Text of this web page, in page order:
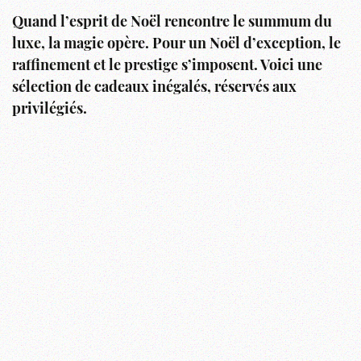
Quand l’esprit de Noël rencontre le summum du
luxe, la magie opère. Pour un Noël d’exception, le
raffinement et le prestige s’imposent. Voici une
sélection de cadeaux inégalés, réservés aux
privilégiés.